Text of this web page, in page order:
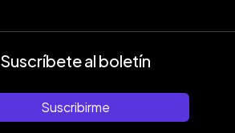
Suscríbete al boletín
Suscribirme